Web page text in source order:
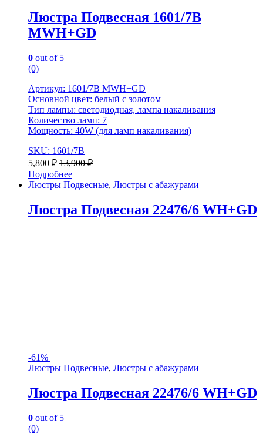
Люстра Подвесная 1601/7B
MWH+GD
0 out of 5
(0)
Артикул: 1601/7B MWH+GD
Основной цвет: белый с золотом
Тип лампы: светодиодная, лампа накаливания
Количество ламп: 7
Мощность: 40W (для ламп накаливания)
SKU: 1601/7B
5,800 ₽ 13,900₽
Подробнее
Люстры Подвесные, Люстры с абажурами
Люстра Подвесная 22476/6 WH+GD
-61%
Люстры Подвесные, Люстры с абажурами
Люстра Подвесная 22476/6 WH+GD
0 out of 5
(0)